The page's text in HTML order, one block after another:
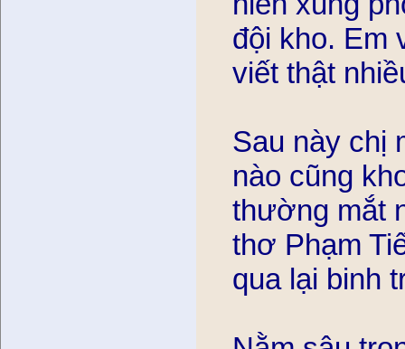
đội kho. Em
viết thật
Sau này chị
nào cũng
thường mắt
thơ Phạm
qua lại binh